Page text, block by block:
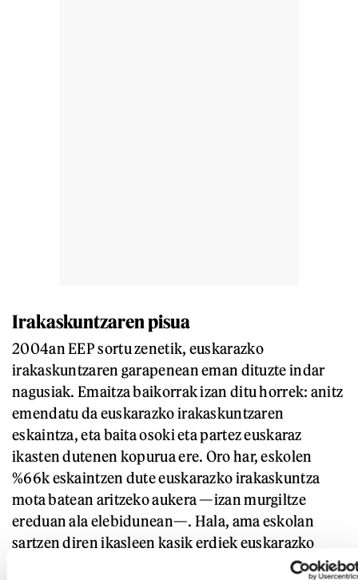
Irakaskuntzaren pisua
2004an EEP sortu zenetik, euskarazko
irakaskuntzaren garapenean eman dituzte indar
nagusiak. Emaitza baikorrak izan ditu horrek: anitz
emendatu da euskarazko irakaskuntzaren
eskaintza, eta baita osoki eta partez euskaraz
ikasten dutenen kopurua ere. Oro har, eskolen
%66k eskaintzen dute euskarazko irakaskuntza
mota batean aritzeko aukera —izan murgiltze
ereduan ala elebidunean—. Hala, ama eskolan
sartzen diren ikasleen kasik erdiek euskarazko
irakaskuntza mota batean ematen dute izena.